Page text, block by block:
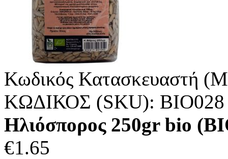
Κωδικός Κατασκευαστή
ΚΩΔΙΚΟΣ (SKU): ΒΙΟ028
Ηλιόσπορος 250gr bio
€1.65